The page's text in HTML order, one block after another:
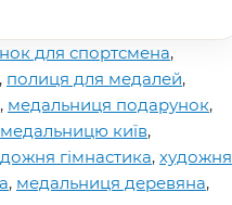
для спортсмена,
, полиця для медалей,
, медальниця подарунок,
медальницю київ,
гімнастика, художня
, медальниця деревяна,